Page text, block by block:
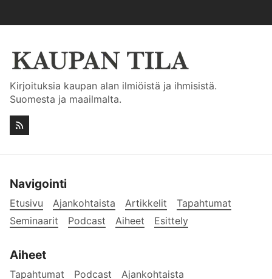
Kirjoituksia kaupan alan ilmiöistä ja ihmisistä.
Suomesta ja maailmalta.
Navigointi
Etusivu Ajankohtaista Artikkelit
Tapahtumat
Seminaarit
Podcast Aiheet Esittely
Aiheet
Tapahtumat Podcast Ajankohtaista